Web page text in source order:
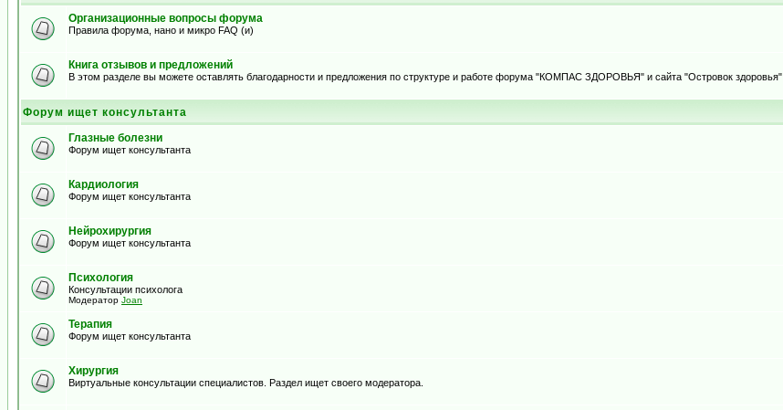
Организационные вопросы форума
Правила форума, нано и микро FAQ (и)
Книга отзывов и предложений
В этом разделе вы можете оставлять благодарности и предложения по структуре и работе форума "КОМПАС ЗДОРОВЬЯ" и сайта "Островок здоровья"
Форум ищет консультанта
Глазные болезни
Форум ищет консультанта
Кардиология
Форум ищет консультанта
Нейрохирургия
Форум ищет консультанта
Психология
Консультации психолога
Модератор Joan
Терапия
Форум ищет консультанта
Хирургия
Виртуальные консультации специалистов. Раздел ищет своего модератора.